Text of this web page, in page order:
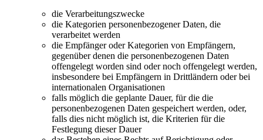
die Verarbeitungszwecke
die Kategorien personenbezogener Daten, die
verarbeitet werden
die Empfänger oder Kategorien von Empfängern,
gegenüber denen die personenbezogenen Daten
offengelegt worden sind oder noch offengelegt werden,
insbesondere bei Empfängern in Drittländern oder bei
internationalen Organisationen
falls möglich die geplante Dauer, für die die
personenbezogenen Daten gespeichert werden, oder,
falls dies nicht möglich ist, die Kriterien für die
Festlegung dieser Dauer